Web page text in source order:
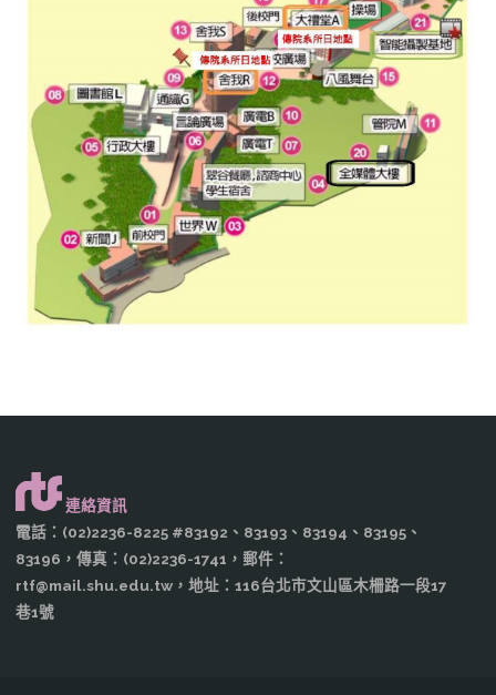
連絡資訊
電話：(02)2236-8225 #83192、83193、83194、83195、
83196，傳真：(02)2236-1741，郵件：
rtf@mail.shu.edu.tw，地址：116台北市文山區木柵路一段17
巷1號